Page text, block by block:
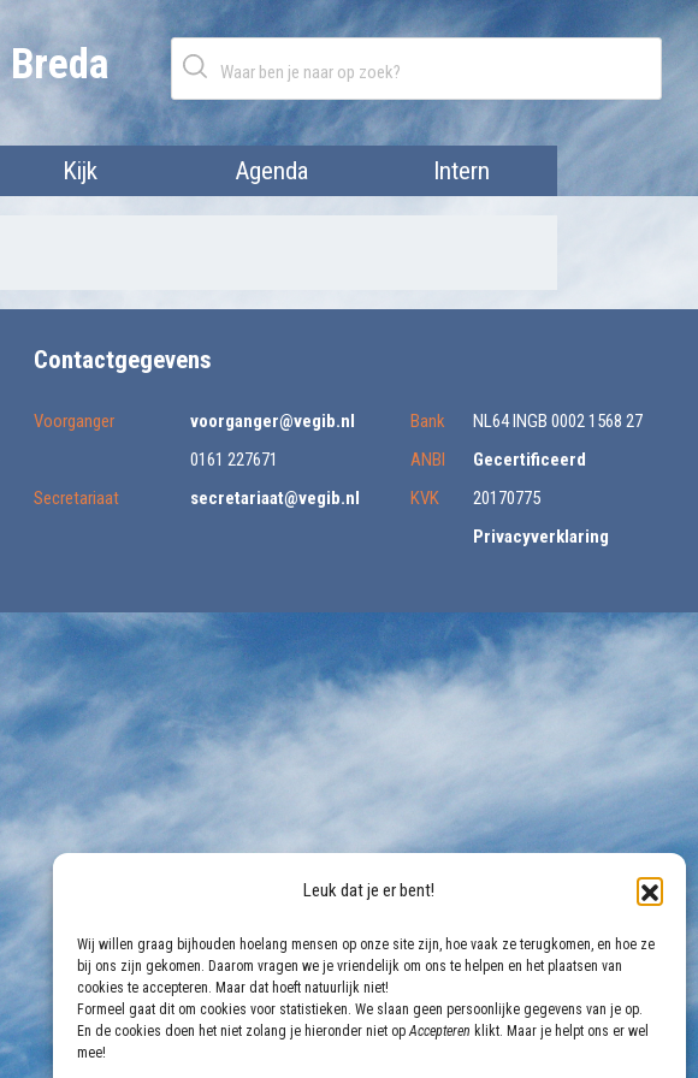
Leuk dat je er bent!
Wij willen graag bijhouden hoelang mensen op onze site zijn, hoe vaak ze terugkomen, en hoe ze
bij ons zijn gekomen. Daarom vragen we je vriendelijk om ons te helpen en het plaatsen van
cookies te accepteren. Maar dat hoeft natuurlijk niet!
Formeel gaat dit om cookies voor statistieken. We slaan geen persoonlijke gegevens van je op.
En de cookies doen het niet zolang je hieronder niet opAccepteren klikt. Maar je helpt ons er wel
mee!
Breda
Kijk Agenda Intern
Contactgegevens
Voorganger
voorganger@vegib.nl
0161 227671
Secretariaat
secretariaat@vegib.nl
Bank
NL64 INGB 0002 1568 27
ANBI
Gecertificeerd
KVK
20170775
Privacyverklaring